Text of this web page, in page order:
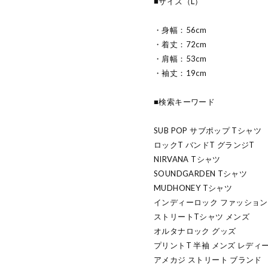
・身幅：56cm
・着丈：72cm
・肩幅：53cm
・袖丈：19cm
■検索キーワード
SUB POP サブポップ Tシャツ
ロックT バンドT グランジT
NIRVANA Tシャツ
SOUNDGARDEN Tシャツ
MUDHONEY Tシャツ
インディーロック ファッション
ストリートTシャツ メンズ
オルタナロック グッズ
プリントT 半袖 メンズ レディ
アメカジ ストリート ブランド